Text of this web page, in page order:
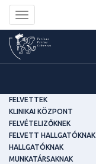
Toggle
navigation
FELVETTEK
KLINIKAI KÖZPONT
FELVÉTELIZŐKNEK
FELVETT HALLGATÓKNAK
HALLGATÓKNAK
MUNKATÁRSAKNAK